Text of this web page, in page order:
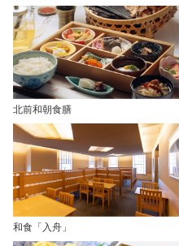
北前和朝食膳
和食「入舟」